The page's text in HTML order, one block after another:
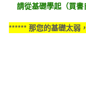
請從基礎學起（買書
****** 那您的基礎太弱